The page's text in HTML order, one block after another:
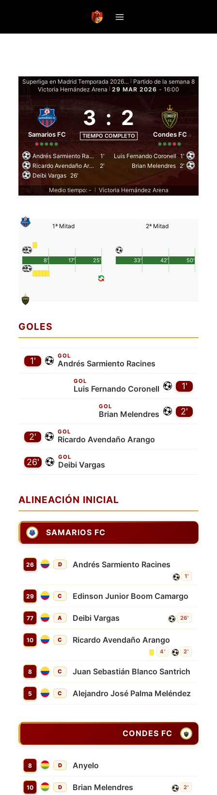
Superliga en Madrid Temporada 2026 - Fase de grupos
Partido de la semana 8
Victoria Hernández Arena
29 MAR 2026 - 16:00
Samarios FC
3 : 2
TIEMPO COMPLETO Condes FC
Andrés Sarmiento Racines
1'
Ricardo Avendaño Arango
2'
Deibi Vargas 26'
Luis Fernando Coronell 1'
Brian Melendres 2'
Medio tiempo: - Victoria Hernández Arena
1ª Mitad
25'
8' 17'
2ª Mitad
50'
33' 42'
GOLES
GOL
Andrés Sarmiento Racines
1'
1'
GOL
Luis Fernando Coronell
2'
GOL
Brian Melendres
GOL
Ricardo Avendaño Arango
2'
GOL
Deibi Vargas
26'
ALINEACIÓN INICIAL
SAMARIOS FC
26 D Andrés Sarmiento Racines
1'
29 C Edinson Junior Boom Camargo
77 A Deibi Vargas 26'
10 C Ricardo Avendaño Arango
4' 2'
8 C Juan Sebastián Blanco Santrich
5 C Alejandro José Palma Meléndez
CONDES FC
8 D Anyelo
10 D Brian Melendres 2'